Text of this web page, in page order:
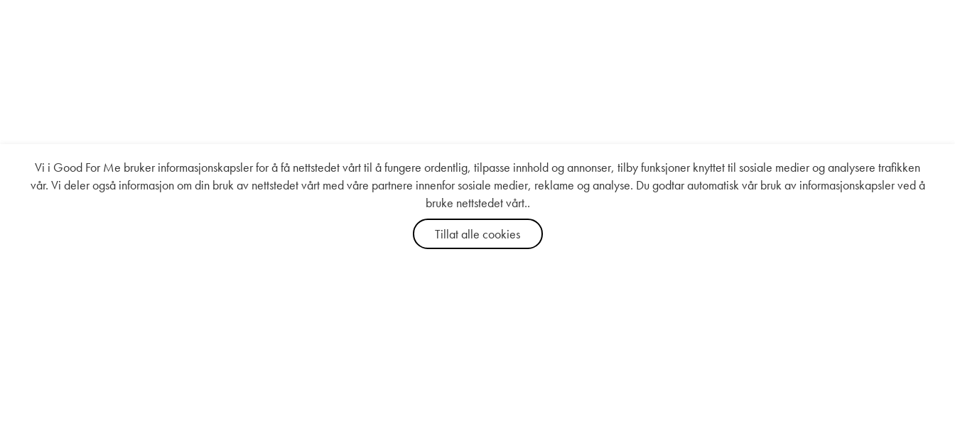
Vi i Good For Me bruker informasjonskapsler for å få nettstedet vårt til å fungere ordentlig, tilpasse innhold og annonser, tilby funksjoner knyttet til sosiale medier og analysere trafikken
vår. Vi deler også informasjon om din bruk av nettstedet vårt med våre partnere innenfor sosiale medier, reklame og analyse. Du godtar automatisk vår bruk av informasjonskapsler ved å
bruke nettstedet vårt..
Tillat alle cookies